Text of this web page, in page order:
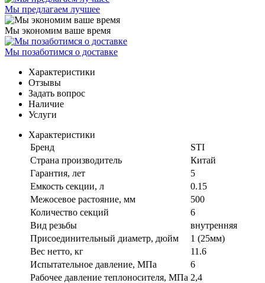
Мы предлагаем лучшее
Мы экономим ваше время
Мы позаботимся о доставке
Характеристики
Отзывы
Задать вопрос
Наличие
Услуги
Характеристики
Бренд
STI
Страна производитель
Китай
Гарантия, лет
5
Емкость секции, л
0.15
Межосевое растояние, мм
500
Количество секций
6
Вид резьбы
внутренняя
Присоединительный диаметр, дюйм
1 (25мм)
Вес нетто, кг
11.6
Испытательное давление, МПа
6
Рабочее давление теплоносителя, МПа 2,4